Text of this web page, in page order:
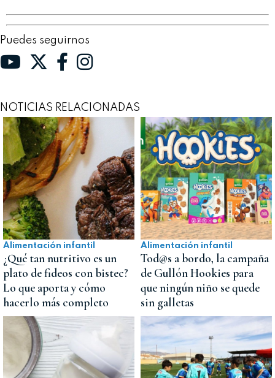
Puedes seguirnos
NOTICIAS RELACIONADAS
Alimentación infantil
¿Qué tan nutritivo es un
plato de fideos con bistec?
Lo que aporta y cómo
hacerlo más completo
Alimentación infantil
Tod@s a bordo, la campaña
de Gullón Hookies para
que ningún niño se quede
sin galletas